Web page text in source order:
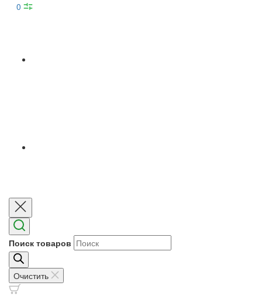
0
Поиск товаров
Очистить